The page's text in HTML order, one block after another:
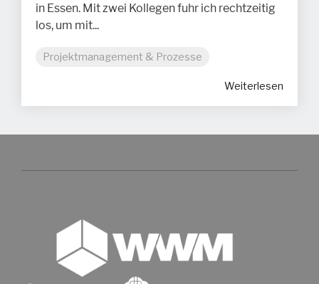
in Essen. Mit zwei Kollegen fuhr ich rechtzeitig
los, um mit...
Projektmanagement & Prozesse
Weiterlesen